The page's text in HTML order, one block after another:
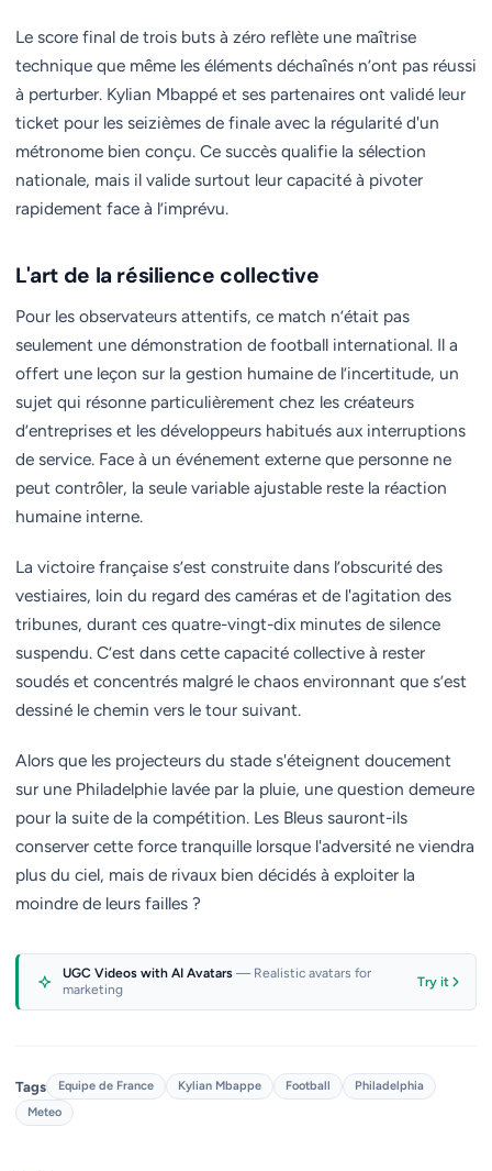
Le score final de trois buts à zéro reflète une maîtrise
technique que même les éléments déchaînés n’ont pas réussi
à perturber. Kylian Mbappé et ses partenaires ont validé leur
ticket pour les seizièmes de finale avec la régularité d'un
métronome bien conçu. Ce succès qualifie la sélection
nationale, mais il valide surtout leur capacité à pivoter
rapidement face à l’imprévu.
L'art de la résilience collective
Pour les observateurs attentifs, ce match n’était pas
seulement une démonstration de football international. Il a
offert une leçon sur la gestion humaine de l’incertitude, un
sujet qui résonne particulièrement chez les créateurs
d’entreprises et les développeurs habitués aux interruptions
de service. Face à un événement externe que personne ne
peut contrôler, la seule variable ajustable reste la réaction
humaine interne.
La victoire française s’est construite dans l’obscurité des
vestiaires, loin du regard des caméras et de l'agitation des
tribunes, durant ces quatre-vingt-dix minutes de silence
suspendu. C’est dans cette capacité collective à rester
soudés et concentrés malgré le chaos environnant que s’est
dessiné le chemin vers le tour suivant.
Alors que les projecteurs du stade s'éteignent doucement
sur une Philadelphie lavée par la pluie, une question demeure
pour la suite de la compétition. Les Bleus sauront-ils
conserver cette force tranquille lorsque l'adversité ne viendra
plus du ciel, mais de rivaux bien décidés à exploiter la
moindre de leurs failles ?
UGC Videos with AI Avatars — Realistic avatars for
marketing
Try it
Tags Equipe de France Kylian Mbappe Football
Philadelphia
Meteo